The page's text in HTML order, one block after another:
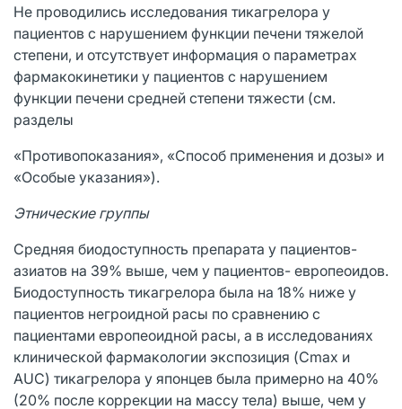
Не проводились исследования тикагрелора у
пациентов с нарушением функции печени тяжелой
степени, и отсутствует информация о параметрах
фармакокинетики у пациентов с нарушением
функции печени средней степени тяжести (см.
разделы
«Противопоказания», «Способ применения и дозы» и
«Особые указания»).
Этнические группы
Средняя биодоступность препарата у пациентов-
азиатов на 39% выше, чем у пациентов- европеоидов.
Биодоступность тикагрелора была на 18% ниже у
пациентов негроидной расы по сравнению с
пациентами европеоидной расы, а в исследованиях
клинической фармакологии экспозиция (Cmax и
AUC) тикагрелора у японцев была примерно на 40%
(20% после коррекции на массу тела) выше, чем у